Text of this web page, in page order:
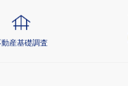
動産基礎調査